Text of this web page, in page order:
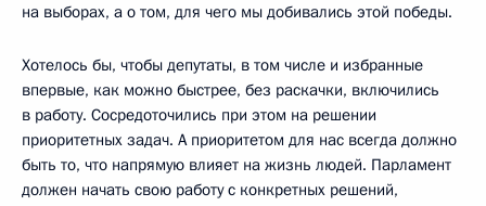
на выборах, а о том, для чего мы добивались этой победы.
Хотелось бы, чтобы депутаты, в том числе и избранные
впервые, как можно быстрее, без раскачки, включились
в работу. Сосредоточились при этом на решении
приоритетных задач. А приоритетом для нас всегда должно
быть то, что напрямую влияет на жизнь людей. Парламент
должен начать свою работу с конкретных решений,